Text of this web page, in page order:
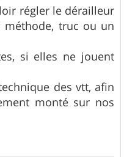
régler le dérailleur
méthode, truc ou un
si elles ne jouent
des vtt, afin
monté sur nos